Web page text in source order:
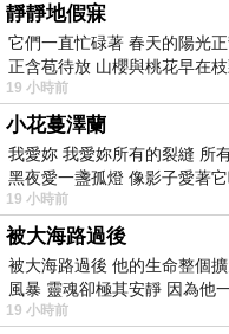
靜靜地假寐
它們一直忙碌著 春天的陽光
正含苞待放 山櫻與桃花早在
19 小時前
小花蔓澤蘭
我愛妳 我愛妳所有的裂縫 所
黑夜愛一盞孤燈 像影子愛著
19 小時前
被大海路過後
被大海路過後 他的生命整個
風暴 靈魂卻極其安靜 因為他
19 小時前